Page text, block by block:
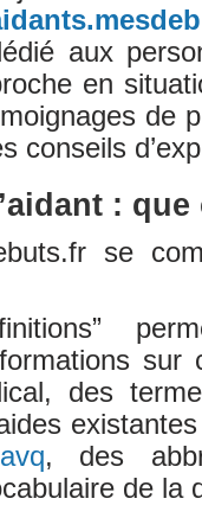
aux
en
de
conseils
:
se
sur
des
avq, des
de la